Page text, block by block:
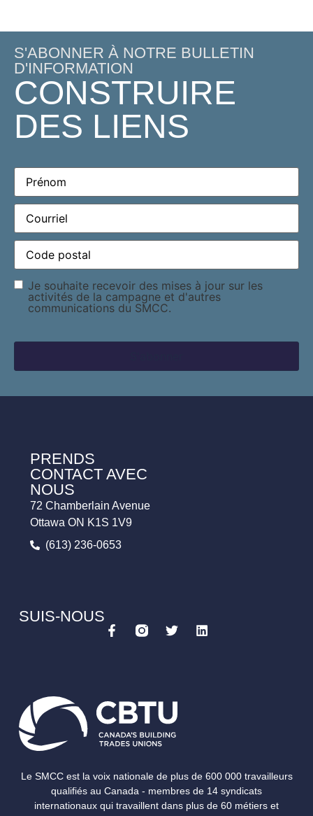
S'ABONNER À NOTRE BULLETIN
D'INFORMATION
CONSTRUIRE
DES LIENS
Prénom(Required)
Courriel(Required)
Code
postal(Required)
Consentement
Je souhaite recevoir des mises à jour sur les
activités de la campagne et d'autres
communications du SMCC.
Le SMCC est la voix nationale de plus de 600 000 travailleurs
qualifiés au Canada - membres de 14 syndicats
internationaux qui travaillent dans plus de 60 métiers et
PRENDS
CONTACT AVEC
NOUS
72 Chamberlain Avenue
Ottawa ON K1S 1V9
(613) 236-0653
SUIS-NOUS